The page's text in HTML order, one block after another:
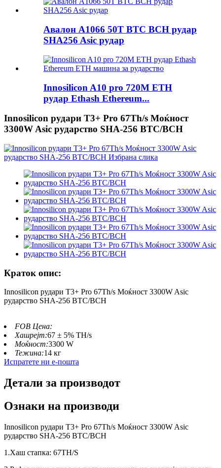
Авалон A1066 50T BTC BCH рудар
SHA256 Asic рудар
Innosilicon A10 pro 720M ETH
рудар Ethash Ethereum...
Innosilicon рудари T3+ Pro 67Th/s Моќност
3300W Asic рударство SHA-256 BTC/BCH
Краток опис:
Innosilicon рудари T3+ Pro 67Th/s Моќност 3300W Asic
рударство SHA-256 BTC/BCH
FOB Цена:
Хашрејт:67 ± 5% TH/s
Моќност:3300 W
Тежина:14 кг
Испратете ни е-пошта
Детали за производот
Ознаки на производи
Innosilicon рудари T3+ Pro 67Th/s Моќност 3300W Asic
рударство SHA-256 BTC/BCH
1.Хаш стапка: 67TH/S